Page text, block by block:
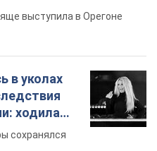
выступила в Орегоне
в уколах
ходила
сохранялся